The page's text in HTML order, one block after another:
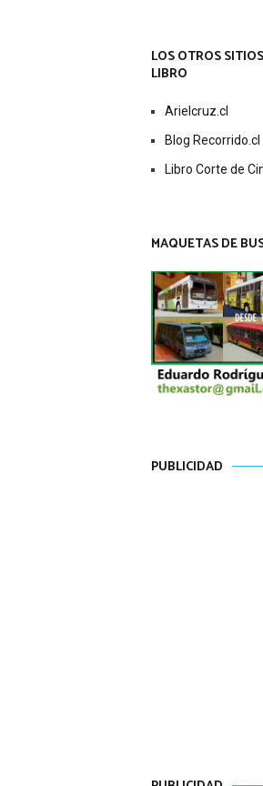
LOS OTROS
LIBRO
Arielcruz.cl
Blog Recorrido.cl
Libro Corte de
MAQUETAS DE
PUBLICIDAD